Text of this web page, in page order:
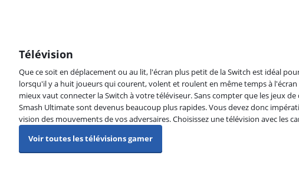
Télévision
Que ce soit en déplacement ou au lit, l'écran plus petit de la Switch est idéal
lorsqu'il y a huit joueurs qui courent, volent et roulent en même temps à l'écran
mieux vaut connecter la Switch à votre téléviseur. Sans compter que les jeux
Smash Ultimate sont devenus beaucoup plus rapides. Vous devez donc
vision des mouvements de vos adversaires. Choisissez une télévision avec les
Voir toutes les télévisions gamer